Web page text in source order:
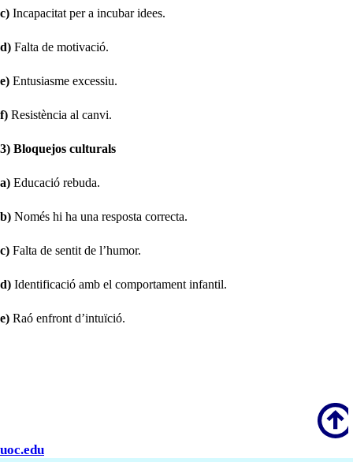
c) Incapacitat per a incubar idees.
d) Falta de motivació.
e) Entusiasme excessiu.
f) Resistència al canvi.
3) Bloquejos culturals
a) Educació rebuda.
b) Només hi ha una resposta correcta.
c) Falta de sentit de l’humor.
d) Identificació amb el comportament infantil.
e) Raó enfront d’intuïció.
Scroll
uoc.edu